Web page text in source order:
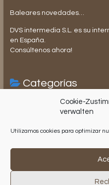
Cookie-
verwalten
Utilizamos cookies para optimizar
Baleares novedades…
DVS intermedia S.L. es su
en España.
Consúltenos ahora!
Categorías
Compraventa de inmuebles en